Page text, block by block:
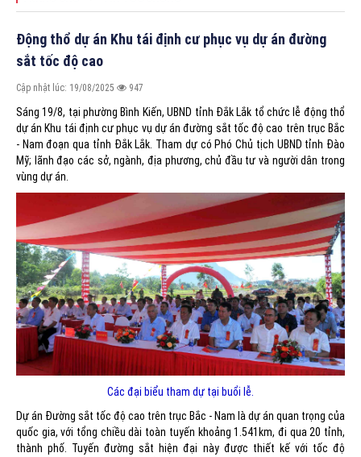
Động thổ dự án Khu tái định cư phục vụ dự án đường
sắt tốc độ cao
Cập nhật lúc: 19/08/2025 947
Sáng 19/8, tại phường Bình Kiến, UBND tỉnh Đắk Lắk tổ chức lễ động thổ
dự án Khu tái định cư phục vụ dự án đường sắt tốc độ cao trên trục Bắc
- Nam đoạn qua tỉnh Đắk Lắk. Tham dự có Phó Chủ tịch UBND tỉnh Đào
Mỹ; lãnh đạo các sở, ngành, địa phương, chủ đầu tư và người dân trong
vùng dự án.
Các đại biểu tham dự tại buổi lễ.
Dự án Đường sắt tốc độ cao trên trục Bắc - Nam là dự án quan trọng của
quốc gia, với tổng chiều dài toàn tuyến khoảng 1.541km, đi qua 20 tỉnh,
thành phố. Tuyến đường sắt hiện đại này được thiết kế với tốc độ